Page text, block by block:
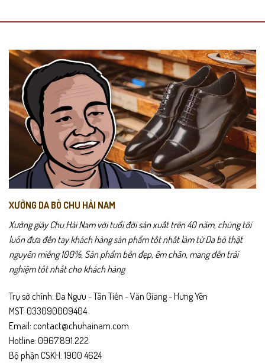
XƯỞNG DA BÒ CHU HẢI NAM
Xưởng giày Chu Hải Nam với tuổi đời sản xuất trên 40 năm, chúng tôi
luôn đưa đến tay khách hàng sản phẩm tốt nhất làm từ Da bò thật
nguyên miếng 100%, Sản phẩm bền đẹp, êm chân, mang đến trải
nghiệm tốt nhất cho khách hàng
Trụ sở chính: Đa Ngưu - Tân Tiến - Văn Giang - Hưng Yên
MST: 033090009404
Email: contact@chuhainam.com
Hotline: 0967.891.222
Bộ phận CSKH: 1900 4624